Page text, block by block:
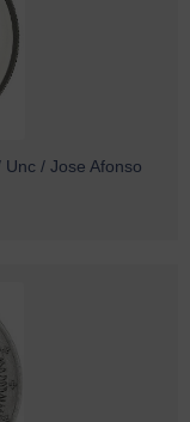
/ Jose Afonso